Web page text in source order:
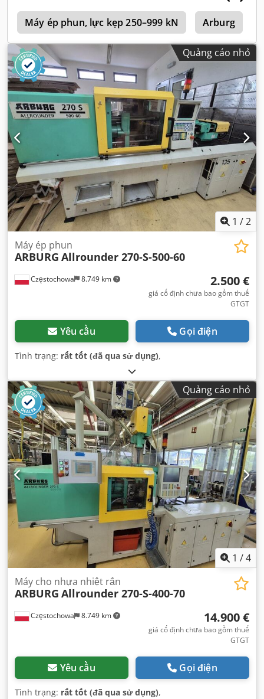
Máy ép phun, lực kẹp 250–999 kN Arburg
Quảng cáo nhỏ
1 /2
Częstochowa 8.749 km
Máy ép phun
ARBURG Allrounder 270-S-500-60
2.500 €
giá cố định chưa bao gồm thuế
GTGT
Yêu cầu Gọi điện
Tình trạng: rất tốt (đã qua sử dụng),
Quảng cáo nhỏ
1 /4
Częstochowa 8.749 km
Máy cho nhựa nhiệt rắn
ARBURG Allrounder 270-S-400-70
14.900 €
giá cố định chưa bao gồm thuế
GTGT
Yêu cầu Gọi điện
Tình trạng: rất tốt (đã qua sử dụng),